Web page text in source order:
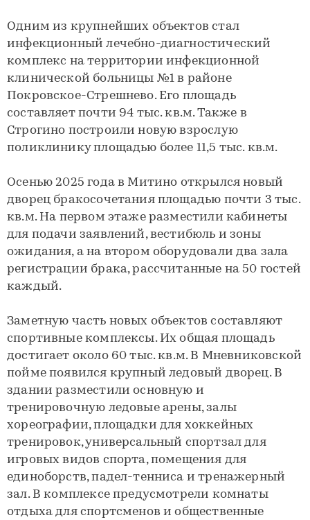
Одним из крупнейших объектов стал
инфекционный лечебно-диагностический
комплекс на территории инфекционной
клинической больницы №1 в районе
Покровское-Стрешнево. Его площадь
составляет почти 94 тыс. кв.м. Также в
Строгино построили новую взрослую
поликлинику площадью более 11,5 тыс. кв.м.
Осенью 2025 года в Митино открылся новый
дворец бракосочетания площадью почти 3 тыс.
кв.м. На первом этаже разместили кабинеты
для подачи заявлений, вестибюль и зоны
ожидания, а на втором оборудовали два зала
регистрации брака, рассчитанные на 50 гостей
каждый.
Заметную часть новых объектов составляют
спортивные комплексы. Их общая площадь
достигает около 60 тыс. кв.м. В Мневниковской
пойме появился крупный ледовый дворец. В
здании разместили основную и
тренировочную ледовые арены, залы
хореографии, площадки для хоккейных
тренировок, универсальный спортзал для
игровых видов спорта, помещения для
единоборств, падел-тенниса и тренажерный
зал. В комплексе предусмотрели комнаты
отдыха для спортсменов и общественные